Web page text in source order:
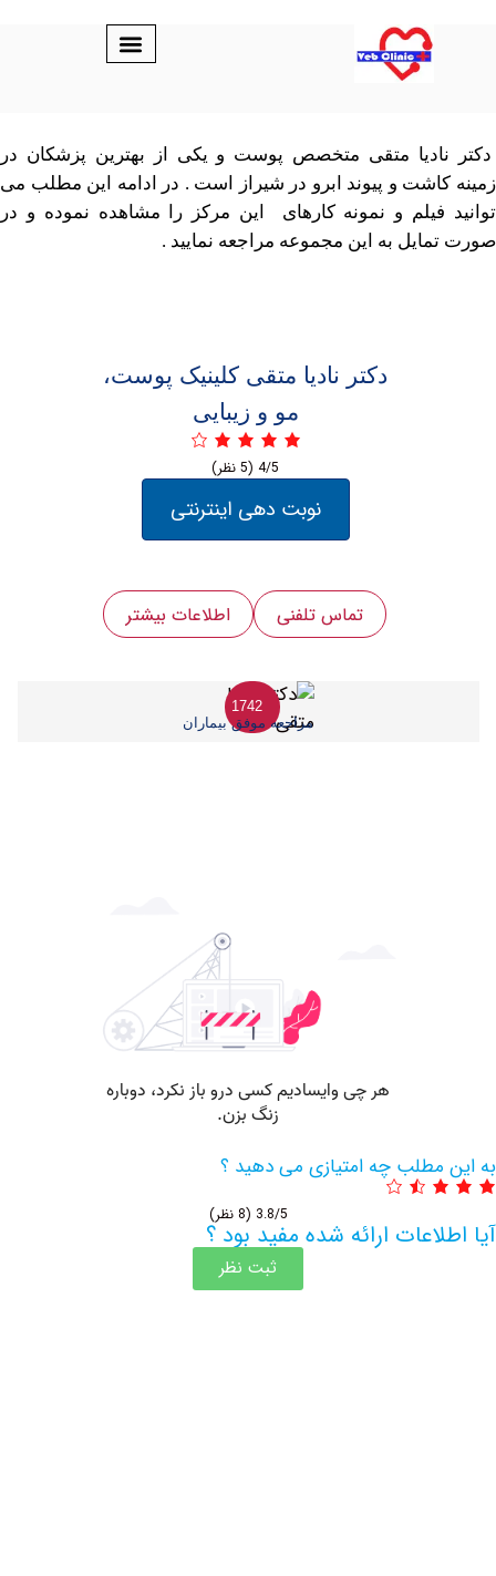
متقی متخصص پوست و یکی از بهترین پزشکان در
و پیوند ابرو در شیراز است . در ادامه این مطلب می
و نمونه کارهای این مرکز را مشاهده نموده و در
به این مجموعه مراجعه نمایید .
دکتر نادیا متقی کلینیک پوست،
مو و زیبایی
نوبت دهی اینترنتی
تماس تلفنی اطلاعات بیشتر
مراجعه موفق بیماران
چه امتیازی می دهید ؟
ارائه شده مفید بود ؟